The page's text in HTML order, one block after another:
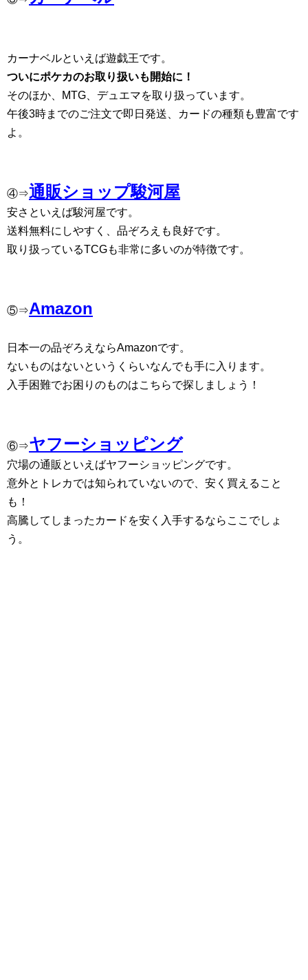
カーナベルといえば遊戯王です。
ついにポケカのお取り扱いも開始に！
そのほか、MTG、デュエマを取り扱っています。
午後3時までのご注文で即日発送、カードの種類も豊富です
よ。
④⇒通販ショップ駿河屋
安さといえば駿河屋です。
送料無料にしやすく、品ぞろえも良好です。
取り扱っているTCGも非常に多いのが特徴です。
⑤⇒Amazon
日本一の品ぞろえならAmazonです。
ないものはないというくらいなんでも手に入ります。
入手困難でお困りのものはこちらで探しましょう！
⑥⇒ヤフーショッピング
穴場の通販といえばヤフーショッピングです。
意外とトレカでは知られていないので、安く買えること
も！
高騰してしまったカードを安く入手するならここでしょ
う。